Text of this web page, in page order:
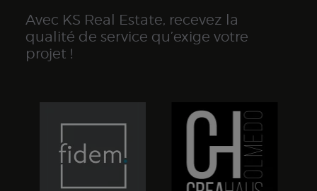
Avec KS Real Estate, recevez la
qualité de service qu’exige votre
projet !